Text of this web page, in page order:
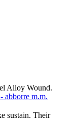
Alloy Wound.
sustain. Their
abborre m.m.